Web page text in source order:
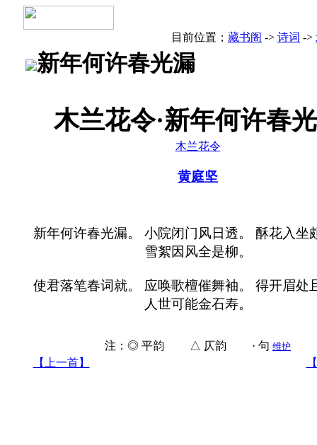
目前位置； 藏书阁 -> 诗词 ->
新年何许春光漏
木兰花令·新年何许春
木兰花令
黄庭坚
新年何许春光漏。 小院闭门风日透。 酥花入坐
雪絮因风全是柳。
使君落笔春词就。 应唤歌檀催舞袖。 得开眉处
人世可能金石寿。
注：◎ 平韵 △ 仄韵 · 句 维护
【上一首】